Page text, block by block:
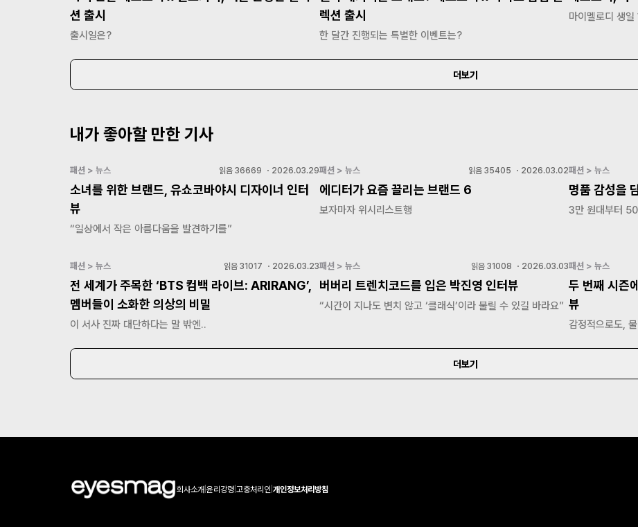
션 출시
출시일은?
렉션 출시
한 달간 진행되는 특별한 이벤트는?
마이멜로디 생일
더보기
내가 좋아할 만한 기사
패션 > 뉴스 읽음 36669 ・ 2026.03.29
소녀를 위한 브랜드, 유쇼코바야시 디자이너 인터
뷰
“일상에서 작은 아름다움을 발견하기를”
패션 > 뉴스 읽음 35405 ・ 2026.03.02
에디터가 요즘 끌리는 브랜드 6
보자마자 위시리스트행
패션 > 뉴스
명품 감성을
3만 원대부터 50
패션 > 뉴스 읽음 31017 ・ 2026.03.23
전 세계가 주목한 ‘BTS 컴백 라이브: ARIRANG’,
멤버들이 소화한 의상의 비밀
이 서사 진짜 대단하다는 말 밖엔..
패션 > 뉴스 읽음 31008 ・ 2026.03.03
버버리 트렌치코드를 입은 박진영 인터뷰
“시간이 지나도 변치 않고 ‘클래식’이라 불릴 수 있길 바라요”
패션 > 뉴스
두 번째 시즌
뷰
감정적으로도,
더보기
회사소개|윤리강령 고충처리인 개인정보처리방침